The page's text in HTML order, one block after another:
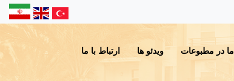
ما در مطبوعات ویدئو ها ارتباط با ما